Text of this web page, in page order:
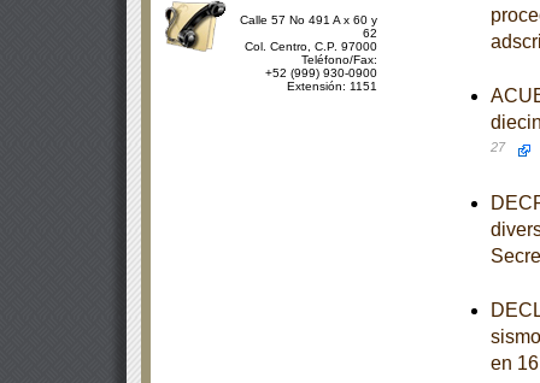
Calle 57 No 491 A x 60 y
62
Col. Centro, C.P. 97000
Teléfono/Fax:
+52 (999) 930-0900
Extensión: 1151
27
en